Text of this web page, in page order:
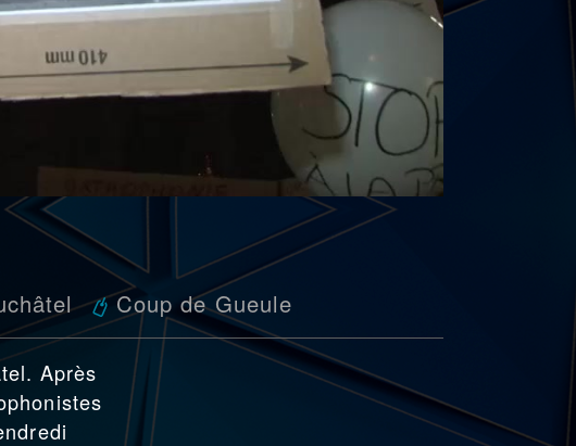
Coup de Gueule
Après